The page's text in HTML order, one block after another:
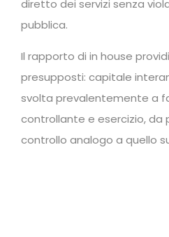
diretto dei servizi senza
pubblica.
Il rapporto di in house
presupposti: capitale
svolta prevalentemente a
controllante e esercizio, da
controllo analogo a quello